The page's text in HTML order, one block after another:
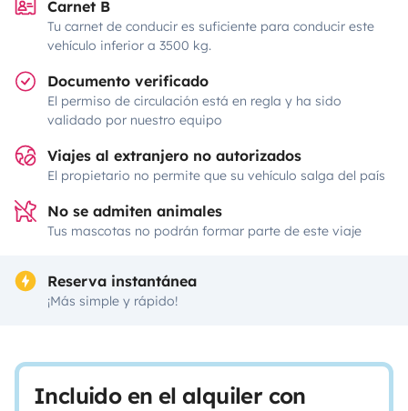
Carnet B
Tu carnet de conducir es suficiente para conducir este
vehículo inferior a 3500 kg.
Documento verificado
El permiso de circulación está en regla y ha sido
validado por nuestro equipo
Viajes al extranjero no autorizados
El propietario no permite que su vehículo salga del país
No se admiten animales
Tus mascotas no podrán formar parte de este viaje
Reserva instantánea
¡Más simple y rápido!
Incluido en el alquiler con